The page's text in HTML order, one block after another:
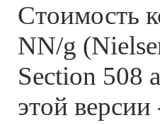
Стоимость
NN/g
Section 508
этой версии